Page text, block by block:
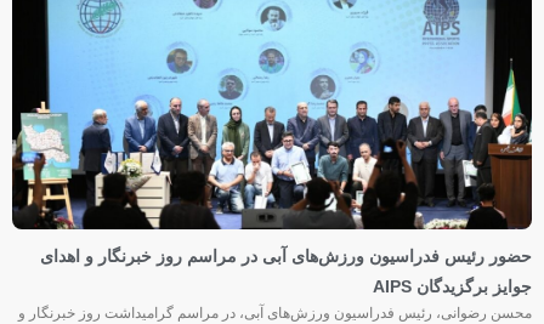
حضور رئیس فدراسیون ورزش‌های آبی در مراسم روز خبرنگار و اهدای
جوایز برگزیدگان AIPS
محسن رضوانی، رئیس فدراسیون ورزش‌های آبی، در مراسم گرامیداشت روز خبرنگار و